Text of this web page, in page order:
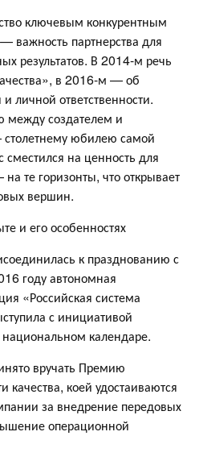
ключевым конкурентным
важность партнерства для
результатов. В 2014-м речь
в 2016-м — об
личной ответственности.
между создателем и
юбилею самой
на ценность для
те горизонты, что открывает
вершин.
и его особенностях
к празднованию с
году автономная
«Российская система
с инициативой
национальном календаре.
вручать Премию
качества, коей удостаиваются
за внедрение передовых
операционной